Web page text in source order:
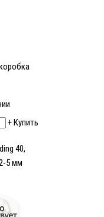
+Купить
40,
5 мм